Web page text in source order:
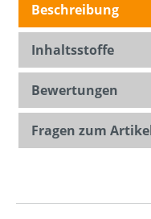
Beschreibung
Inhaltsstoffe
Bewertungen
Fragen zum